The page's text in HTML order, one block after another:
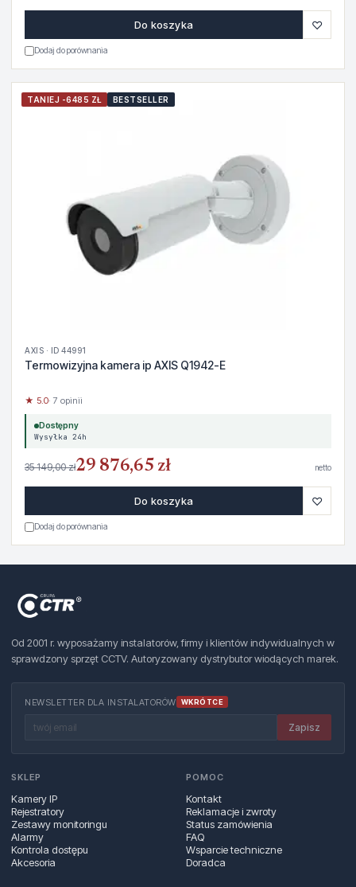
Do koszyka ♡
Dodaj do porównania
TANIEJ -6485 ZŁ BESTSELLER
AXIS · ID 44991
Termowizyjna kamera ip AXIS Q1942-E
★ 5.0· 7 opinii
Dostępny
Wysyłka 24h
35 149,00 zł29 876,65 zł netto
Do koszyka ♡
Dodaj do porównania
Od 2001 r. wyposażamy instalatorów, firmy i klientów indywidualnych w
sprawdzony sprzęt CCTV. Autoryzowany dystrybutor wiodących marek.
NEWSLETTER DLA INSTALATORÓW WKRÓTCE
Zapisz
SKLEP
Kamery IP
Rejestratory
Zestawy monitoringu
Alarmy
Kontrola dostępu
Akcesoria
POMOC
Kontakt
Reklamacje i zwroty
Status zamówienia
FAQ
Wsparcie techniczne
Doradca